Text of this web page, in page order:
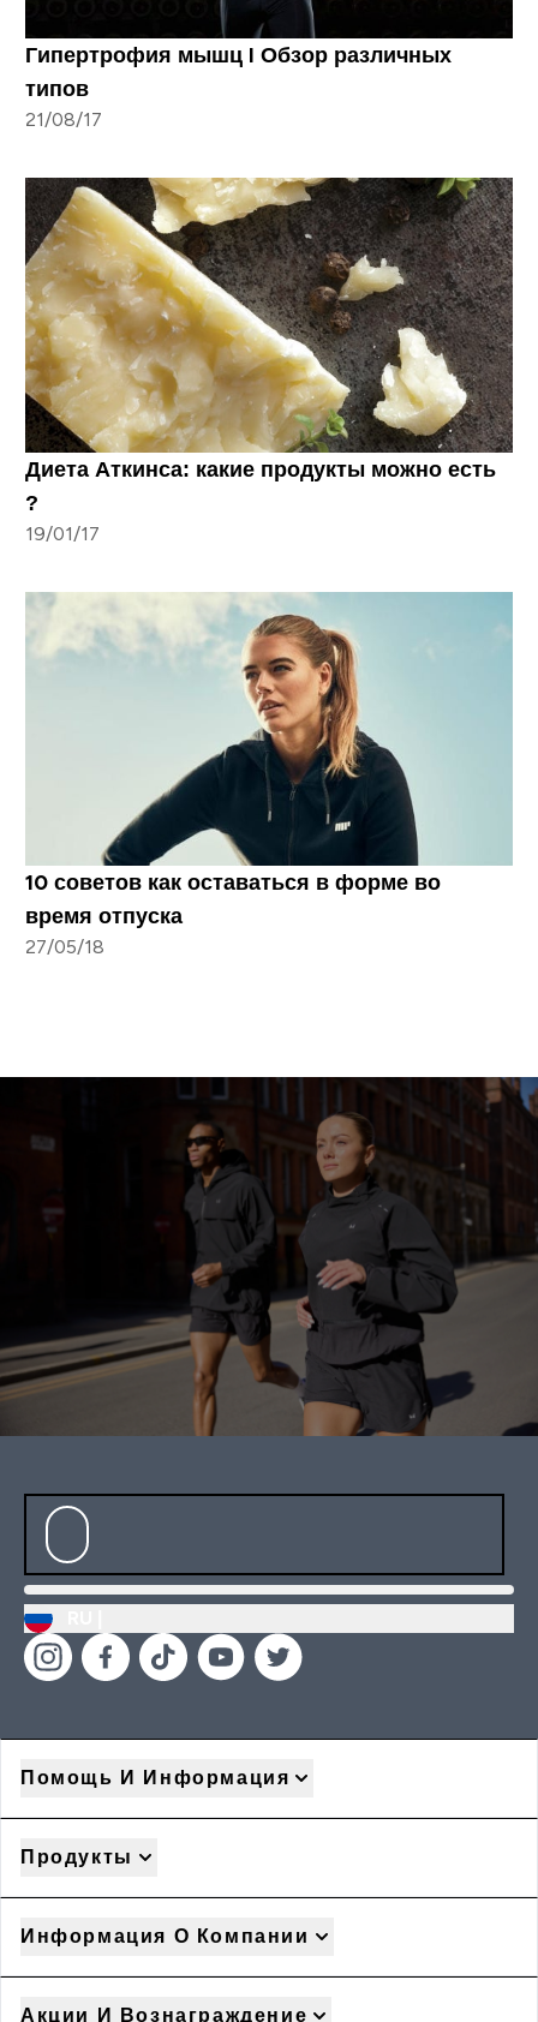
Гипертрофия мышц I Обзор различных
типов
21/08/17
Диета Аткинса: какие продукты можно есть
?
19/01/17
10 советов как оставаться в форме во
время отпуска
27/05/18
Помощь И Информация
Продукты
Информация О Компании
Акции И Вознаграждение